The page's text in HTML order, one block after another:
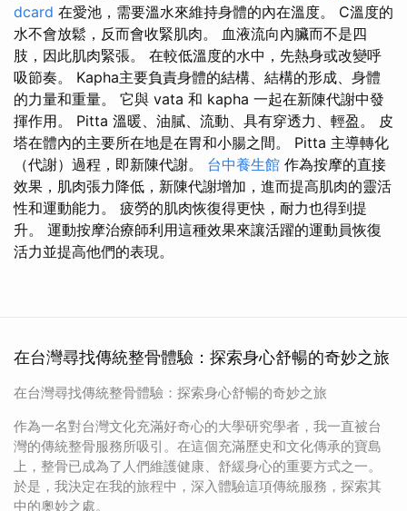
dcard 在愛池，需要溫水來維持身體的內在溫度。 C溫度的
水不會放鬆，反而會收緊肌肉。 血液流向內臟而不是四
肢，因此肌肉緊張。 在較低溫度的水中，先熱身或改變呼
吸節奏。 Kapha主要負責身體的結構、結構的形成、身體
的力量和重量。 它與 vata 和 kapha 一起在新陳代謝中發
揮作用。 Pitta 溫暖、油膩、流動、具有穿透力、輕盈。 皮
塔在體內的主要所在地是在胃和小腸之間。 Pitta 主導轉化
（代謝）過程，即新陳代謝。 台中養生館 作為按摩的直接
效果，肌肉張力降低，新陳代謝增加，進而提高肌肉的靈活
性和運動能力。 疲勞的肌肉恢復得更快，耐力也得到提
升。 運動按摩治療師利用這種效果來讓活躍的運動員恢復
活力並提高他們的表現。
在台灣尋找傳統整骨體驗：探索身心舒暢的奇妙之旅
在台灣尋找傳統整骨體驗：探索身心舒暢的奇妙之旅
作為一名對台灣文化充滿好奇心的大學研究學者，我一直被台
灣的傳統整骨服務所吸引。在這個充滿歷史和文化傳承的寶島
上，整骨已成為了人們維護健康、舒緩身心的重要方式之一。
於是，我決定在我的旅程中，深入體驗這項傳統服務，探索其
中的奧妙之處。